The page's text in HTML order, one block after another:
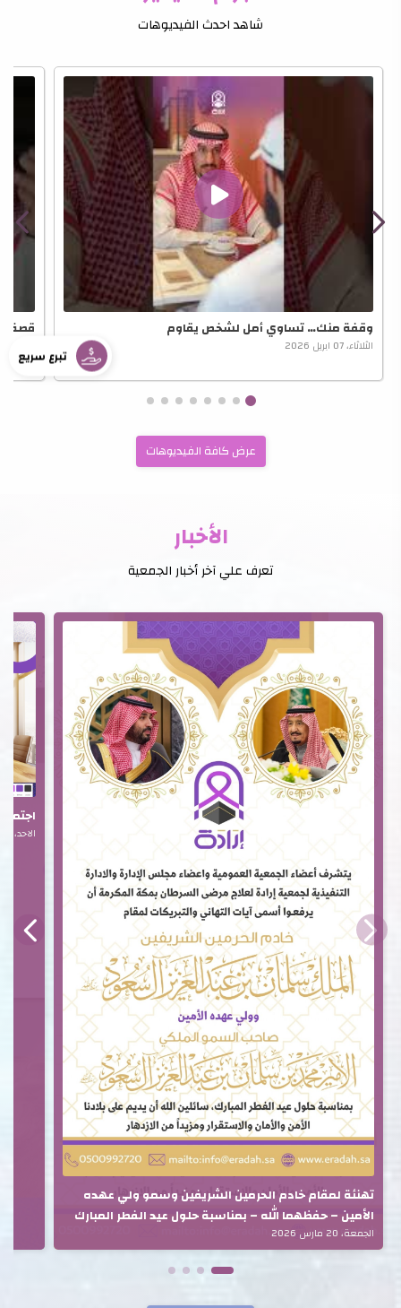
شاهد احدث الفيديوهات
وقفة منك… تساوي أمل لشخص يقاوم
الثلاثاء، 07 ابريل 2026
قصة
عرض كافة الفيديوهات
الأخبار
تعرف علي آخر أخبار الجمعية
تهنئة لمقام خادم الحرمين الشريفين وسمو ولي عهده
الأمين – حفظهما الله – بمناسبة حلول عيد الفطر المبارك
الجمعة، 20 مارس 2026
الاحد، 15 فبراير 2026
تبرع سريع